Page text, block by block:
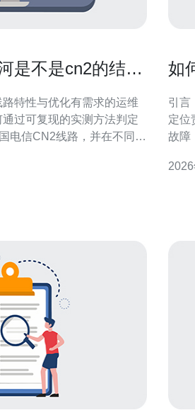
是不是cn2的结果
特性与优化有需求的运维
过可复现的实测方法判定
电信CN2线路，并在不同判
要点，方便读者自行复
如
引言
定位
故障
时间内恢复访